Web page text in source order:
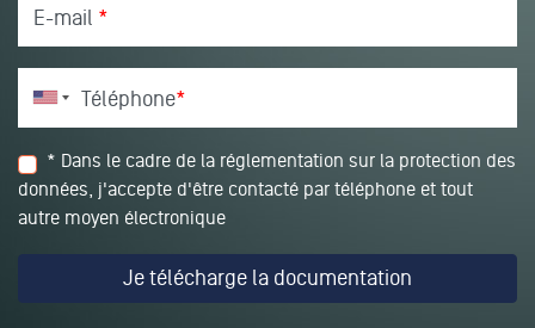
E-mail *
Téléphone*
* Dans le cadre de la réglementation sur la protection des
données, j'accepte d'être contacté par téléphone et tout
autre moyen électronique